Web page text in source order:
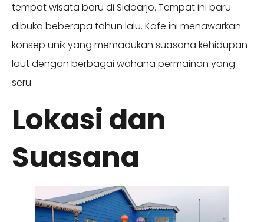
tempat wisata baru di Sidoarjo. Tempat ini baru
dibuka beberapa tahun lalu. Kafe ini menawarkan
konsep unik yang memadukan suasana kehidupan
laut dengan berbagai wahana permainan yang
seru.
Lokasi dan
Suasana